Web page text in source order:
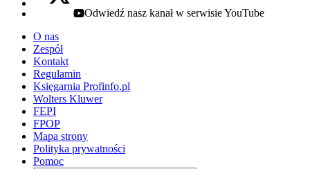
youtube - otwiera się w nowej karcie
Odwiedź nasz kanał w serwisie YouTube
O nas
Zespół
Kontakt
Regulamin
Księgarnia Profinfo.pl
Wolters Kluwer
FEPI
FPOP
Mapa strony
Polityka prywatności
Pomoc